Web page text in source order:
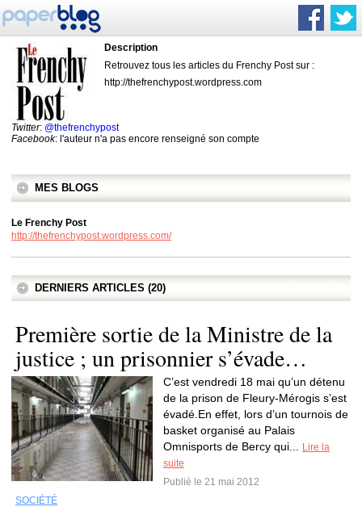
Description
Retrouvez tous les articles du Frenchy Post sur :
http://thefrenchypost.wordpress.com
Twitter: @thefrenchypost
Facebook: l'auteur n'a pas encore renseigné son compte
MES BLOGS
Le Frenchy Post
http://thefrenchypost.wordpress.com/
DERNIERS ARTICLES (20)
Première sortie de la Ministre de la
justice ; un prisonnier s’évade…
C’est vendredi 18 mai qu’un détenu
de la prison de Fleury-Mérogis s’est
évadé.En effet, lors d’un tournois de
basket organisé au Palais
Omnisports de Bercy qui...
Lire la
suite
Publié le 21 mai 2012
SOCIÉTÉ